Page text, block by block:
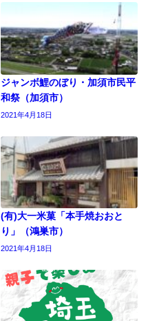
ジャンボ鯉のぼり・加須市民平
和祭（加須市）
2021年4月18日
(有)大一米菓「本手焼おおと
り」（鴻巣市）
2021年4月18日